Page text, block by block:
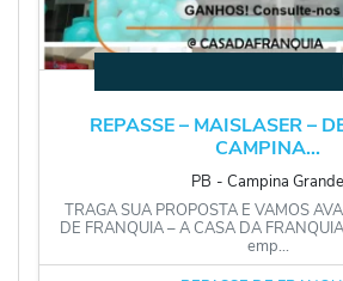
REPASSE – MAISLASER –
CAMPINA...
PB ‐ Campina Grande
TRAGA SUA PROPOSTA E VAMOS
DE FRANQUIA – A CASA DA
emp...